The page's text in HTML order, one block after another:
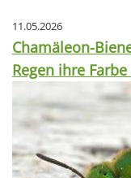
11.05.2026
Chamäleon-
Regen ihre